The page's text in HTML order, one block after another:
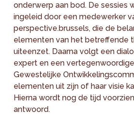
onderwerp aan bod. De sessies
ingeleid door een medewerker
perspective.brussels, die de
elementen van het betreffende
uiteenzet. Daarna volgt een
expert en een
Gewestelijke
elementen uit zijn of haar visie
Hierna wordt nog de tijd
antwoord.